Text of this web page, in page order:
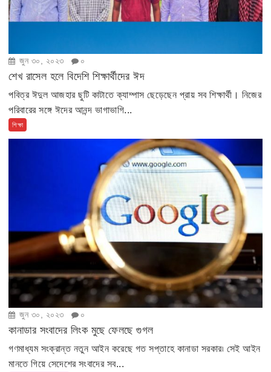
জুন ৩০, ২০২৩ ০
শেখ রাসেল হলে বিদেশি শিক্ষার্থীদের ঈদ
পবিত্র ঈদুল আজহার ছুটি কাটাতে ক্যাম্পাস ছেড়েছেন প্রায় সব শিক্ষার্থী। নিজের
পরিবারের সঙ্গে ঈদের আনন্দ ভাগাভাগি...
শিক্ষা
জুন ৩০, ২০২৩ ০
কানাডার সংবাদের লিংক মুছে ফেলছে গুগল
গণমাধ্যম সংক্রান্ত নতুন আইন করেছে গত সপ্তাহে কানাডা সরকার৷ সেই আইন
মানতে গিয়ে সেদেশের সংবাদের সব...